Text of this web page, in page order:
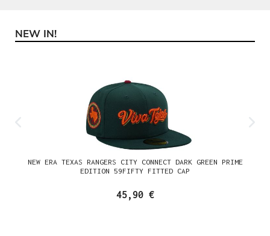
Produktgalerie überspringen
NEW IN!
NEW ERA TEXAS RANGERS CITY CONNECT DARK GREEN PRIME
EDITION 59FIFTY FITTED CAP
45,90 €